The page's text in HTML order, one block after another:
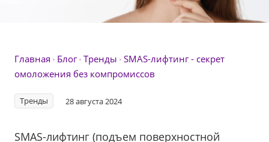
Главная Блог Тренды SMAS-лифтинг - секрет
омоложения без компромиссов
Тренды 28 августа 2024
SMAS-лифтинг (подъем поверхностной